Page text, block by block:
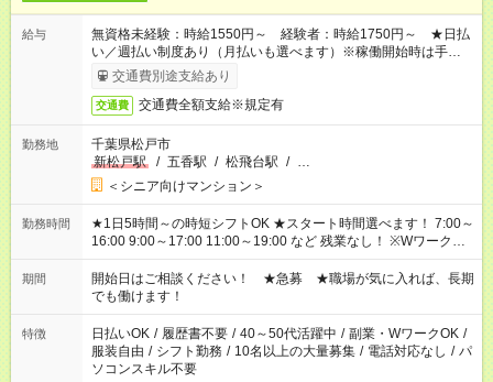
給与
無資格未経験：時給1550円～ 経験者：時給1750円～ ★日払
い／週払い制度あり（月払いも選べます）※稼働開始時は手続き
完了次第のお支払いとなります。
交通費別途支給あり
交通費 交通費全額支給※規定有
勤務地
千葉県松戸市
新松戸駅
/ 五香駅 / 松飛台駅 / …
＜シニア向けマンション＞
勤務時間
★1日5時間～の時短シフトOK ★スタート時間選べます！ 7:00～
16:00 9:00～17:00 11:00～19:00 など 残業なし！ ※Wワークの
場合、他のお仕事と合わせ週40時間超の就業はご案内できませ
ん ※法令に基づき、週20時間以上勤務は社会保険への加入対象
となります ※労働者派遣法（日雇い派遣の原則禁止）により、
短時間・短期間の就業はご案内が難しい場合があります
期間
開始日はご相談ください！ ★急募 ★職場が気に入れば、長期
でも働けます！
特徴 日払いOK / 履歴書不要 / 40～50代活躍中 / 副業・WワークOK /
服装自由 / シフト勤務 / 10名以上の大量募集 / 電話対応なし / パ
ソコンスキル不要